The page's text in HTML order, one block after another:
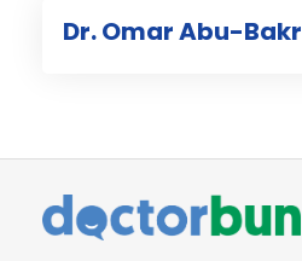
Dr. Omar Abu-Bakr